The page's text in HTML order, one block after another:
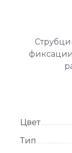
фиксации
Цвет
Тип